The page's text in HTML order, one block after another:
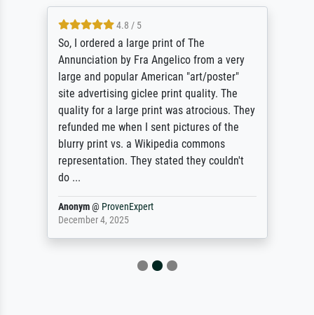
4.8 / 5
So, I ordered a large print of The
Annunciation by Fra Angelico from a very
large and popular American "art/poster"
site advertising giclee print quality. The
quality for a large print was atrocious. They
refunded me when I sent pictures of the
blurry print vs. a Wikipedia commons
representation. They stated they couldn't
do ...
Anonym@ ProvenExpert
December 4, 2025